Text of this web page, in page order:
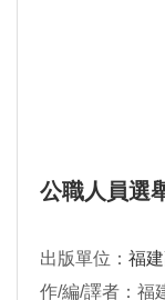
公職人員選
出版單位： 福
作/編/譯者：福